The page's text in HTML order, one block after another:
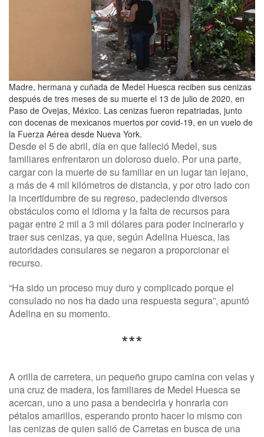
Madre, hermana y cuñada de Medel Huesca reciben sus cenizas
después de tres meses de su muerte el 13 de julio de 2020, en
Paso de Ovejas, México. Las cenizas fueron repatriadas, junto
con docenas de mexicanos muertos por covid-19, en un vuelo de
la Fuerza Aérea desde Nueva York.
Desde el 5 de abril, día en que falleció Medel, sus
familiares enfrentaron un doloroso duelo. Por una parte,
cargar con la muerte de su familiar en un lugar tan lejano,
a más de 4 mil kilómetros de distancia, y por otro lado con
la incertidumbre de su regreso, padeciendo diversos
obstáculos como el idioma y la falta de recursos para
pagar entre 2 mil a 3 mil dólares para poder incinerarlo y
traer sus cenizas, ya que, según Adelina Huesca, las
autoridades consulares se negaron a proporcionar el
recurso.
“Ha sido un proceso muy duro y complicado porque el
consulado no nos ha dado una respuesta segura”, apuntó
Adelina en su momento.
***
A orilla de carretera, un pequeño grupo camina con velas y
una cruz de madera, los familiares de Medel Huesca se
acercan, uno a uno pasa a bendecirla y honrarla con
pétalos amarillos, esperando pronto hacer lo mismo con
las cenizas de quien salió de Carretas en busca de una